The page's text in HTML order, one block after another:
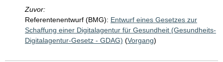
Zuvor:
Referentenentwurf (BMG): Entwurf eines Gesetzes zur
Schaffung einer Digitalagentur für Gesundheit (Gesundheits-
Digitalagentur-Gesetz - GDAG) (Vorgang)